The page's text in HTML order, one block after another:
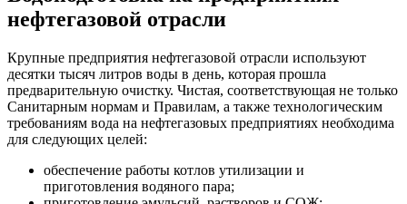
нефтегазовой отрасли
Крупные предприятия нефтегазовой отрасли используют
десятки тысяч литров воды в день, которая прошла
предварительную очистку. Чистая, соответствующая не только
Санитарным нормам и Правилам, а также технологическим
требованиям вода на нефтегазовых предприятиях необходима
для следующих целей:
обеспечение работы котлов утилизации и
приготовления водяного пара;